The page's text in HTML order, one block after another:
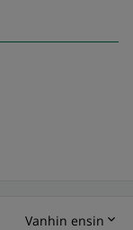
Vanhin ensin